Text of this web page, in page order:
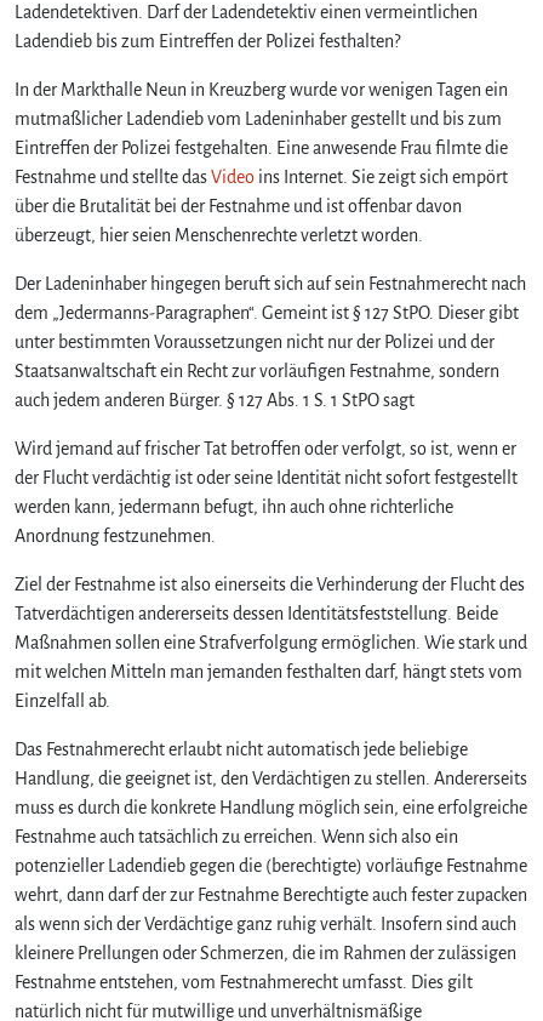
r
e
r
m
e
n
t
l
h
L
a
n
d
i
e
e
g
e
h
a
l
t
e
Ladendetektiven. Darf der Ladendetektiv einen vermeintlichen
Ladendieb bis zum Eintreffen der Polizei festhalten?
In der Markthalle Neun in Kreuzberg wurde vor wenigen Tagen ein
mutmaßlicher Ladendieb vom Ladeninhaber gestellt und bis zum
Eintreffen der Polizei festgehalten. Eine anwesende Frau filmte die
Festnahme und stellte dasVideo ins Internet. Sie zeigt sich empört
über die Brutalität bei der Festnahme und ist offenbar davon
überzeugt, hier seien Menschenrechte verletzt worden.
Der Ladeninhaber hingegen beruft sich auf sein Festnahmerecht nach
dem „Jedermanns-Paragraphen“. Gemeint ist § 127 StPO. Dieser gibt
unter bestimmten Voraussetzungen nicht nur der Polizei und der
Staatsanwaltschaft ein Recht zur vorläufigen Festnahme, sondern
auch jedem anderen Bürger. § 127 Abs. 1 S. 1 StPO sagt
Wird jemand auf frischer Tat betroffen oder verfolgt, so ist, wenn er
der Flucht verdächtig ist oder seine Identität nicht sofort festgestellt
werden kann, jedermann befugt, ihn auch ohne richterliche
Anordnung festzunehmen.
Ziel der Festnahme ist also einerseits die Verhinderung der Flucht des
Tatverdächtigen andererseits dessen Identitätsfeststellung. Beide
Maßnahmen sollen eine Strafverfolgung ermöglichen. Wie stark und
mit welchen Mitteln man jemanden festhalten darf, hängt stets vom
Einzelfall ab.
Das Festnahmerecht erlaubt nicht automatisch jede beliebige
Handlung, die geeignet ist, den Verdächtigen zu stellen. Andererseits
muss es durch die konkrete Handlung möglich sein, eine erfolgreiche
Festnahme auch tatsächlich zu erreichen. Wenn sich also ein
potenzieller Ladendieb gegen die (berechtigte) vorläufige Festnahme
wehrt, dann darf der zur Festnahme Berechtigte auch fester zupacken
als wenn sich der Verdächtige ganz ruhig verhält. Insofern sind auch
kleinere Prellungen oder Schmerzen, die im Rahmen der zulässigen
Festnahme entstehen, vom Festnahmerecht umfasst. Dies gilt
natürlich nicht für mutwillige und unverhältnismäßige